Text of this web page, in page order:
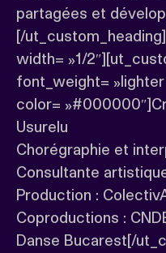
partagées et
[/
width= »1/
font_weight= »lighter
color=
Usurelu
Chorégraphie et
Consultante
Production :
Coproductions :
Danse Bucarest[/